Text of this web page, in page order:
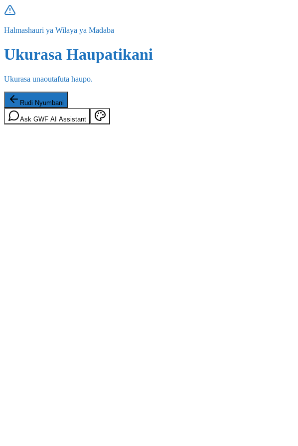
Halmashauri ya Wilaya ya Madaba
Ukurasa Haupatikani
Ukurasa unaoutafuta haupo.
Rudi Nyumbani
Ask GWF AI Assistant